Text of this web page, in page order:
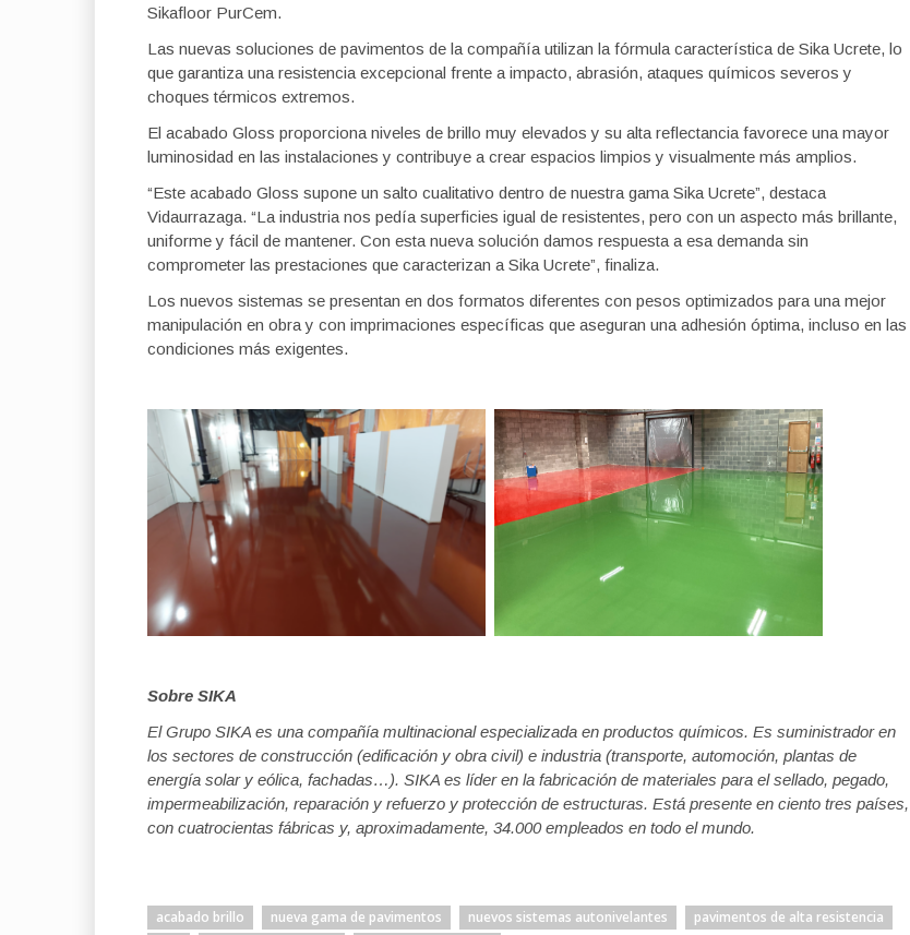
Sikafloor PurCem.
Las nuevas soluciones de pavimentos de la compañía utilizan la fórmula característica de Sika Ucrete, lo
que garantiza una resistencia excepcional frente a impacto, abrasión, ataques químicos severos y
choques térmicos extremos.
El acabado Gloss proporciona niveles de brillo muy elevados y su alta reflectancia favorece una mayor
luminosidad en las instalaciones y contribuye a crear espacios limpios y visualmente más amplios.
“Este acabado Gloss supone un salto cualitativo dentro de nuestra gama Sika Ucrete”, destaca
Vidaurrazaga. “La industria nos pedía superficies igual de resistentes, pero con un aspecto más brillante,
uniforme y fácil de mantener. Con esta nueva solución damos respuesta a esa demanda sin
comprometer las prestaciones que caracterizan a Sika Ucrete”, finaliza.
Los nuevos sistemas se presentan en dos formatos diferentes con pesos optimizados para una mejor
manipulación en obra y con imprimaciones específicas que aseguran una adhesión óptima, incluso en las
condiciones más exigentes.
Sobre SIKA
El Grupo SIKA es una compañía multinacional especializada en productos químicos. Es suministrador en
los sectores de construcción (edificación y obra civil) e industria (transporte, automoción, plantas de
energía solar y eólica, fachadas…). SIKA es líder en la fabricación de materiales para el sellado, pegado,
impermeabilización, reparación y refuerzo y protección de estructuras. Está presente en ciento tres países,
con cuatrocientas fábricas y, aproximadamente, 34.000 empleados en todo el mundo.
acabado brillo nueva gama de pavimentos nuevos sistemas autonivelantes
pavimentos de alta resistencia